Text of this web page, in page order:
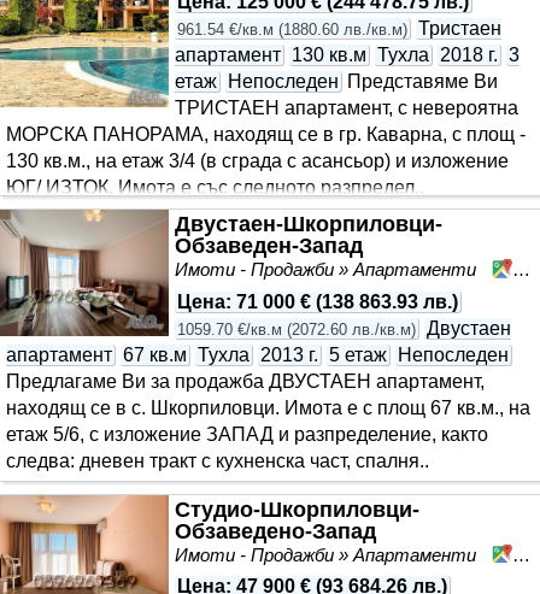
961.54 €/кв.м (1880.60 лв./кв.м) Тристаен
апартамент 130 кв.м Тухла 2018 г. 3
етаж
Непоследен Представяме Ви
ТРИСТАЕН апартамент, с невероятна
МОРСКА ПАНОРАМА, находящ се в гр. Каварна, с площ -
130 кв.м., на етаж 3/4 (в сграда с асансьор) и изложение
ЮГ/ ИЗТОК. Имота е със следното разпредел..
Двустаен-Шкорпиловци-
Обзаведен-Запад
Имоти - Продажби » Апартаменти
Цена: 71 000 € (138 863.93 лв.)
1059.70 €/кв.м (2072.60 лв./кв.м) Двустаен
апартамент 67 кв.м Тухла 2013 г. 5 етаж
Непоследен
Предлагаме Ви за продажба ДВУСТАЕН апартамент,
находящ се в с. Шкорпиловци. Имота е с площ 67 кв.м., на
етаж 5/6, с изложение ЗАПАД и разпределение, както
следва: дневен тракт с кухненска част, спалня..
Студио-Шкорпиловци-
Обзаведено-Запад
Имоти - Продажби » Апартаменти
Цена: 47 900 € (93 684.26 лв.)